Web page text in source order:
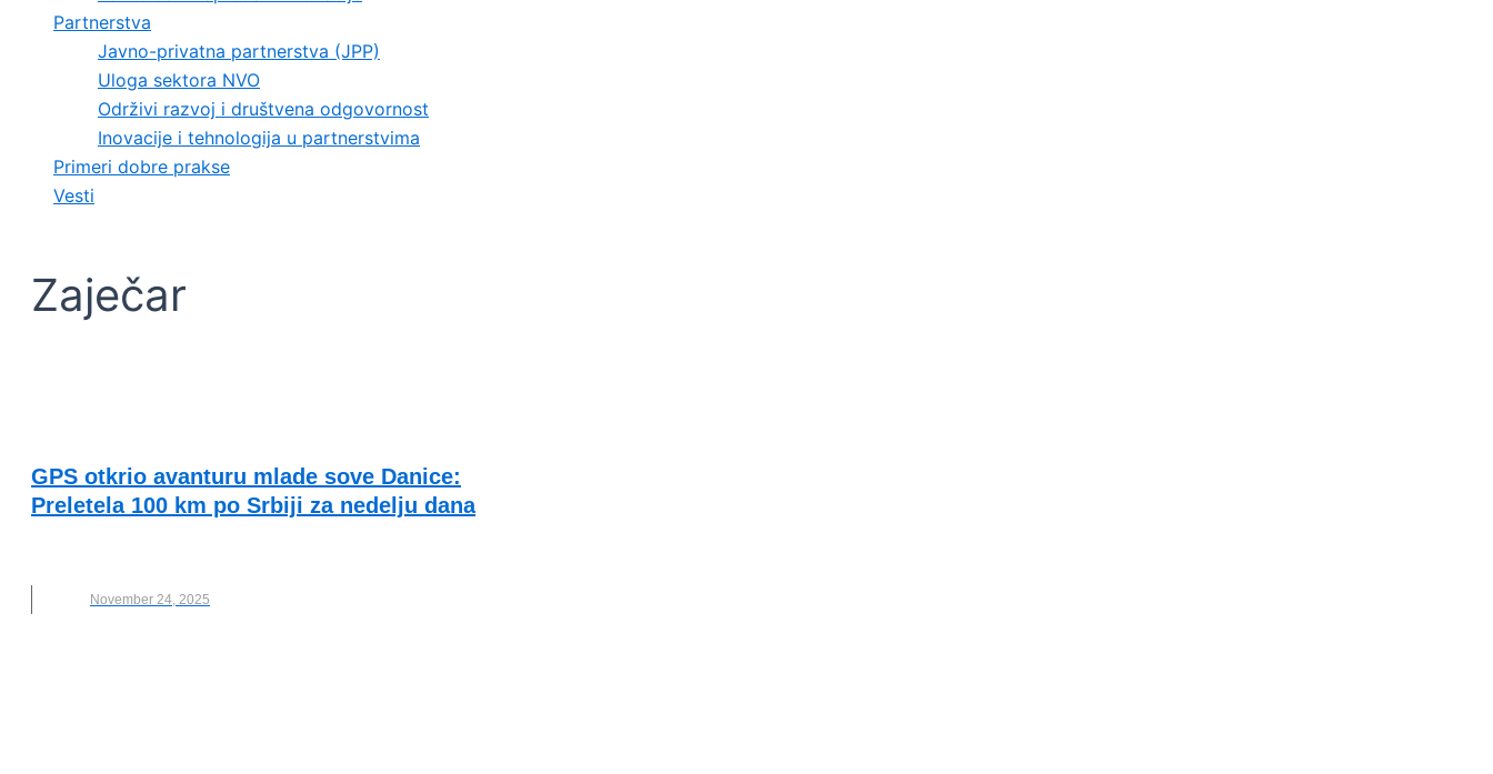
Partnerstva
Javno-privatna partnerstva (JPP)
Uloga sektora NVO
Održivi razvoj i društvena odgovornost
Inovacije i tehnologija u partnerstvima
Primeri dobre prakse
Vesti
Zaječar
GPS otkrio avanturu mlade sove Danice:
Preletela 100 km po Srbiji za nedelju dana
November 24, 2025